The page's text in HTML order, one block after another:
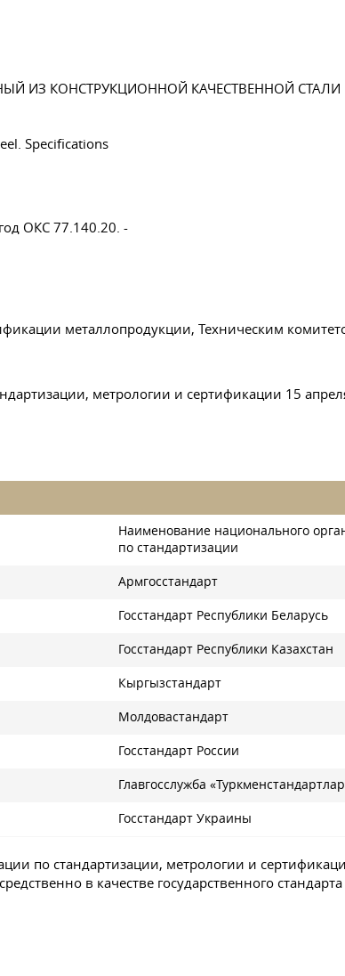
ИЗ КОНСТРУКЦИОННОЙ КАЧЕСТВЕННОЙ СТАЛИ
Specifications
ОКС 77.140.20. -
металлопродукции, Техническим
метрологии и сертификации 15 апреля
Наименование национального
по стандартизации
Армгосстандарт
Госстандарт Республики Беларусь
Госстандарт Республики Казахстан
Кыргызстандарт
Молдовастандарт
Госстандарт России
Главгосслужба
Госстандарт Украины
по стандартизации, метрологии и
в качестве государственного